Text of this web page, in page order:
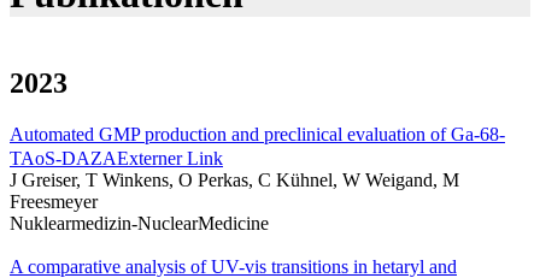
2023
Automated GMP production and preclinical evaluation of Ga-68-
TAoS-DAZAExterner Link
J Greiser, T Winkens, O Perkas, C Kühnel, W Weigand, M
Freesmeyer
Nuklearmedizin-NuclearMedicine
A comparative analysis of UV-vis transitions in hetaryl and